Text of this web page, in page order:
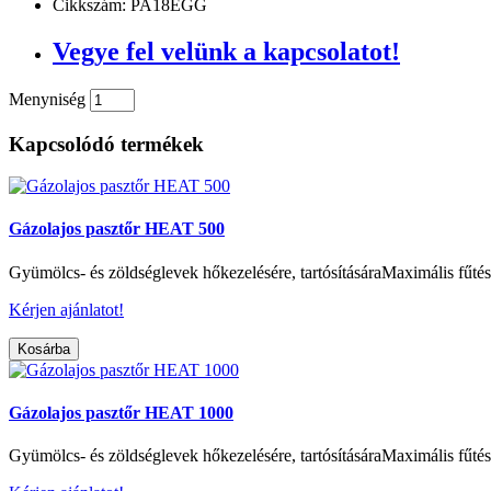
Cikkszám: PA18EGG
Vegye fel velünk a kapcsolatot!
Menyniség
Kapcsolódó termékek
Gázolajos pasztőr HEAT 500
Gyümölcs- és zöldséglevek hőkezelésére, tartósításáraMaximális
Kérjen ajánlatot!
Kosárba
Gázolajos pasztőr HEAT 1000
Gyümölcs- és zöldséglevek hőkezelésére, tartósításáraMaximális